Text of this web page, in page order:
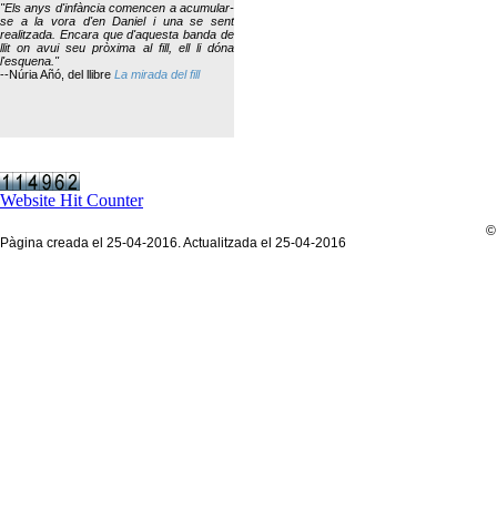
Pàgina creada el 25-04-2016. Actualitzada el 25-04-2016
©
Website Hit Counter
"Els anys d'infància comencen a acumular-
se a la vora d'en Daniel i una se sent
realitzada. Encara que d'aquesta banda de
llit on avui seu pròxima al fill, ell li dóna
l'esquena."
--Núria Añó, del llibre La mirada del fill